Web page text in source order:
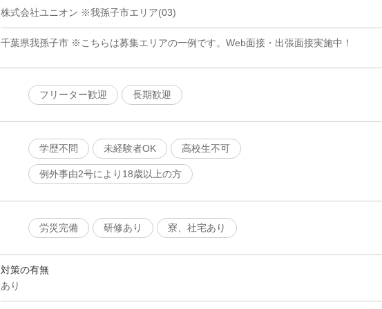
株式会社ユニオン ※我孫子市エリア(03)
千葉県我孫子市 ※こちらは募集エリアの一例です。Web面接・出張面接実施中！
フリーター歓迎
長期歓迎
学歴不問
未経験者OK 高校生不可
例外事由2号により18歳以上の方
労災完備
研修あり 寮、社宅あり
対策の有無
あり